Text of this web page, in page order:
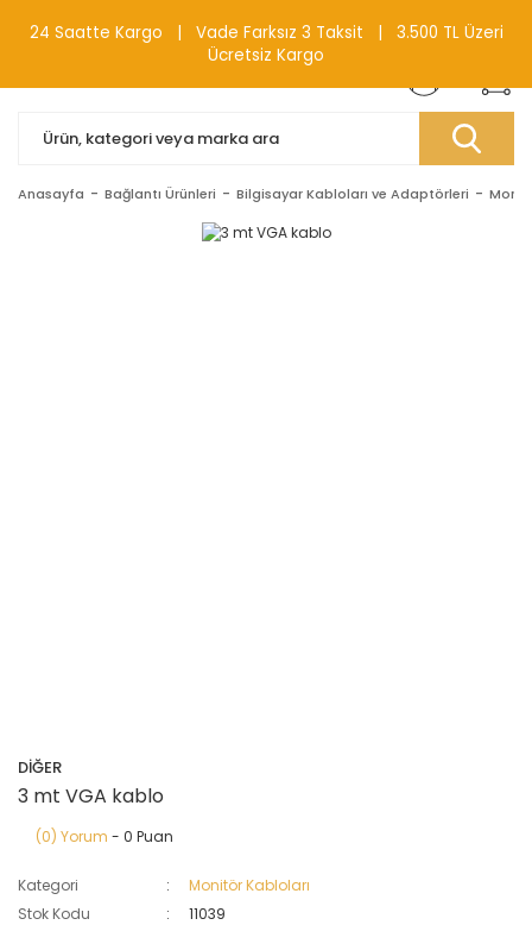
0(212) 240 87 88
Anasayfa Bağlantı Ürünleri Bilgisayar Kabloları ve Adaptörleri
DİĞER
3 mt VGA kablo
(0) Yorum - 0 Puan
Kategori
Monitör Kabloları
Stok Kodu
11039
24 Saatte Kargo | Vade Farksız 3 Taksit | 3.500 TL Üzeri
Ücretsiz Kargo